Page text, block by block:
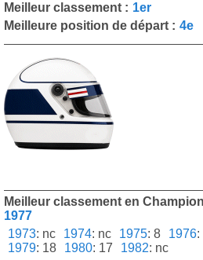
Meilleur classement : 1er
Meilleure position de départ : 4e
Meilleur classement en
1977
1973: nc 1974: nc 1975: 8 1976:
1979: 18 1980: 17 1982: nc